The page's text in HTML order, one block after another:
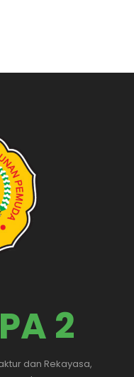
2
dan Rekayasa,